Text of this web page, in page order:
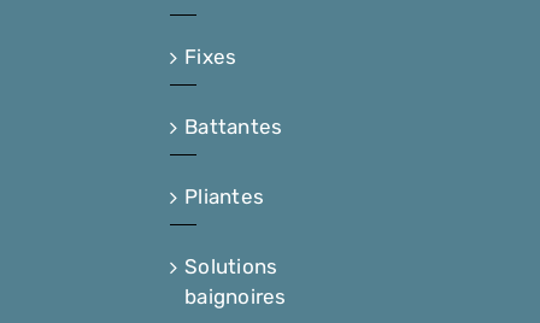
Fixes
Battantes
Pliantes
Solutions
baignoires